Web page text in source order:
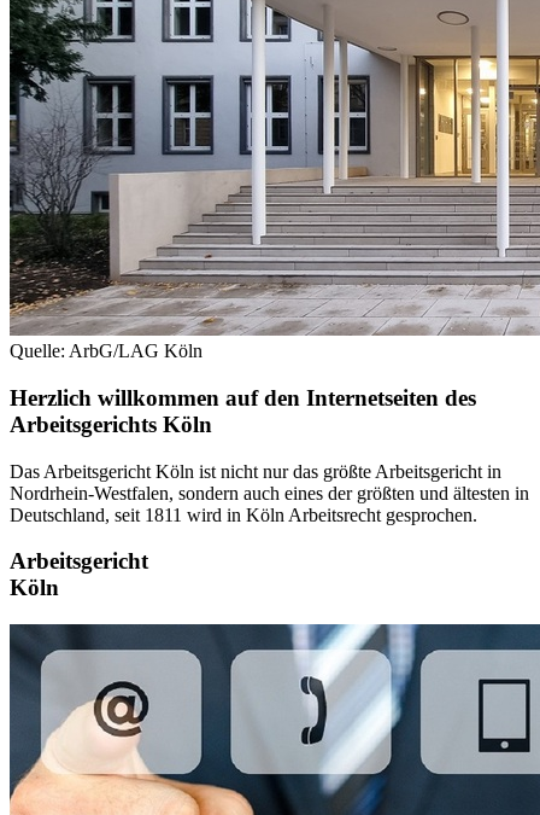
Quelle: ArbG/LAG Köln
Herzlich willkommen auf den Internetseiten des
Arbeitsgerichts Köln
Das Arbeitsgericht Köln ist nicht nur das größte Arbeitsgericht in
Nordrhein-Westfalen, sondern auch eines der größten und ältesten in
Deutschland, seit 1811 wird in Köln Arbeitsrecht gesprochen.
Arbeitsgericht
Köln